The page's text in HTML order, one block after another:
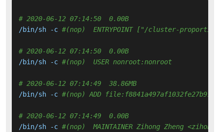
# 2020-06-12 07:14:50  0.00B
/bin/sh -c #(nop)  ENTRYPOINT ["/cluster-
# 2020-06-12 07:14:50  0.00B
/bin/sh -c #(nop)  USER nonroot:nonroot
# 2020-06-12 07:14:49  38.86MB
/bin/sh -c #(nop) ADD
# 2020-06-12 07:14:49  0.00B
/bin/sh -c #(nop)  MAINTAINER Zihong Zheng